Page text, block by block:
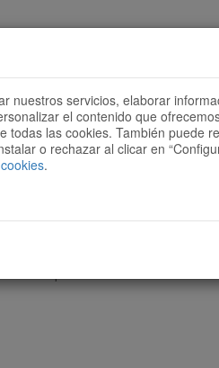
Vols ser col·laborador?
nuestros servicios, elaborar
el contenido que
todas las cookies. También puede
o rechazar al clicar en
.